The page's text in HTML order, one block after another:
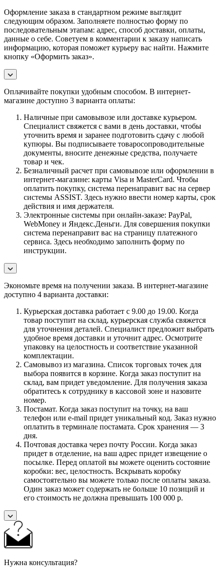
Оформление заказа в стандартном режиме выглядит
следующим образом. Заполняете полностью форму по
последовательным этапам: адрес, способ доставки, оплаты,
данные о себе. Советуем в комментарии к заказу написать
информацию, которая поможет курьеру вас найти. Нажмите
кнопку «Оформить заказ».
Оплачивайте покупки удобным способом. В интернет-
магазине доступно 3 варианта оплаты:
Наличные при самовывозе или доставке курьером.
Специалист свяжется с вами в день доставки, чтобы
уточнить время и заранее подготовить сдачу с любой
купюры. Вы подписываете товаросопроводительные
документы, вносите денежные средства, получаете
товар и чек.
Безналичный расчет при самовывозе или оформлении в
интернет-магазине: карты Visa и MasterCard. Чтобы
оплатить покупку, система перенаправит вас на сервер
системы ASSIST. Здесь нужно ввести номер карты, срок
действия и имя держателя.
Электронные системы при онлайн-заказе: PayPal,
WebMoney и Яндекс.Деньги. Для совершения покупки
система перенаправит вас на страницу платежного
сервиса. Здесь необходимо заполнить форму по
инструкции.
Экономьте время на получении заказа. В интернет-магазине
доступно 4 варианта доставки:
Курьерская доставка работает с 9.00 до 19.00. Когда
товар поступит на склад, курьерская служба свяжется
для уточнения деталей. Специалист предложит выбрать
удобное время доставки и уточнит адрес. Осмотрите
упаковку на целостность и соответствие указанной
комплектации.
Самовывоз из магазина. Список торговых точек для
выбора появится в корзине. Когда заказ поступит на
склад, вам придет уведомление. Для получения заказа
обратитесь к сотруднику в кассовой зоне и назовите
номер.
Постамат. Когда заказ поступит на точку, на ваш
телефон или e-mail придет уникальный код. Заказ нужно
оплатить в терминале постамата. Срок хранения — 3
дня.
Почтовая доставка через почту России. Когда заказ
придет в отделение, на ваш адрес придет извещение о
посылке. Перед оплатой вы можете оценить состояние
коробки: вес, целостность. Вскрывать коробку
самостоятельно вы можете только после оплаты заказа.
Один заказ может содержать не больше 10 позиций и
его стоимость не должна превышать 100 000 р.
Нужна консультация?